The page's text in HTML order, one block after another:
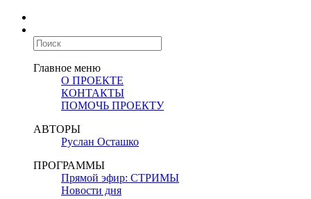
Главное меню
О ПРОЕКТЕ
КОНТАКТЫ
ПОМОЧЬ ПРОЕКТУ
АВТОРЫ
Руслан Осташко
ПРОГРАММЫ
Прямой эфир: СТРИМЫ
Новости дня